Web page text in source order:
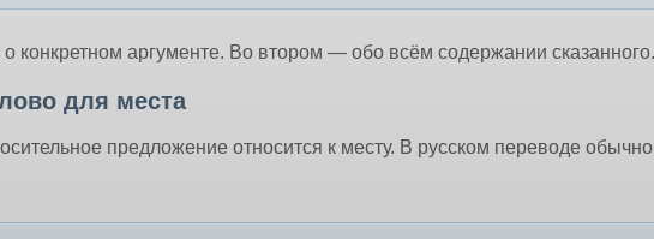
конкретном аргументе. Во втором — обо всём содержании сказанного.
для места
предложение относится к месту. В русском переводе обычно